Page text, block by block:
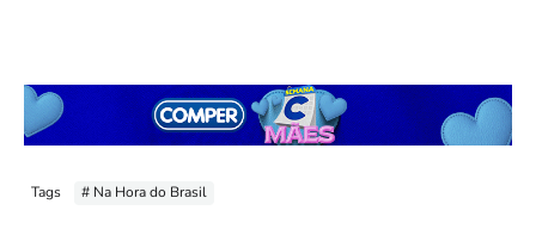
Tags # Na Hora do Brasil